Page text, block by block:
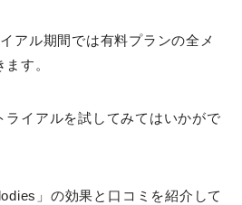
アル期間では有料プランの全メ
す。
ライアルを試してみてはいかがで
」の効果と口コミを紹介して